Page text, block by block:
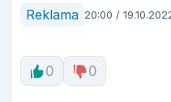
Reklama 20:00 /
0 0